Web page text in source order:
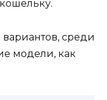
среди
модели, как